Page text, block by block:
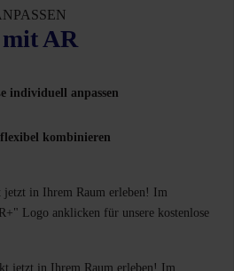
AR
individuell anpassen
kombinieren
jetzt in Ihrem Raum erleben! Im
Logo anklicken für unsere kostenlose